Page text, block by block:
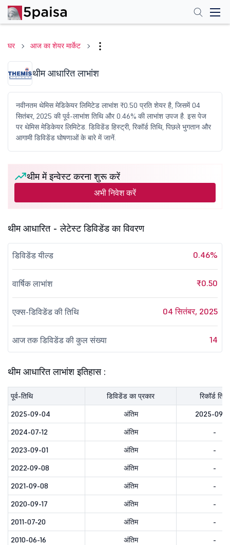
घर आज का शेयर मार्केट
थीम आधारित लाभांश
नवीनतम थेमिस मेडिकेयर लिमिटेड लाभांश ₹0.50 प्रति शेयर है, जिसमें 04
सितंबर, 2025 की पूर्व-लाभांश तिथि और 0.46% की लाभांश उपज है. इस पेज
पर थेमिस मेडिकेयर लिमिटेड. डिविडेंड हिस्ट्री, रिकॉर्ड तिथि, पिछले भुगतान और
आगामी डिविडेंड घोषणाओं के बारे में जानें.
थीम में इन्वेस्ट करना शुरू करें
अभी निवेश करें
थीम आधारित - लेटेस्ट डिविडेंड का विवरण
डिविडेंड यील्ड 0.46%
वार्षिक लाभांश ₹0.50
एक्स-डिविडेंड की तिथि 04 सितंबर, 2025
आज तक डिविडेंड की कुल संख्या 14
थीम आधारित लाभांश इतिहास :
पूर्व-तिथि डिविडेंड का प्रकार
रिकॉर्ड तिथि
2025-09-04
अंतिम
2025-09-
2024-07-12
अंतिम
-
2023-09-01
अंतिम
-
2022-09-08
अंतिम
-
2021-09-08
अंतिम
-
2020-09-17
अंतिम
-
2011-07-20
अंतिम
-
2010-06-16
अंतिम
-